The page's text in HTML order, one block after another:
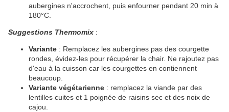
aubergines n'accrochent, puis enfourner pendant 20 min à
180°C.
Suggestions Thermomix :
Variante : Remplacez les aubergines pas des courgette
rondes, évidez-les pour récupérer la chair. Ne rajoutez pas
d'eau à la cuisson car les courgettes en contiennent
beaucoup.
Variante végétarienne : remplacez la viande par des
lentilles cuites et 1 poignée de raisins sec et des noix de
cajou.